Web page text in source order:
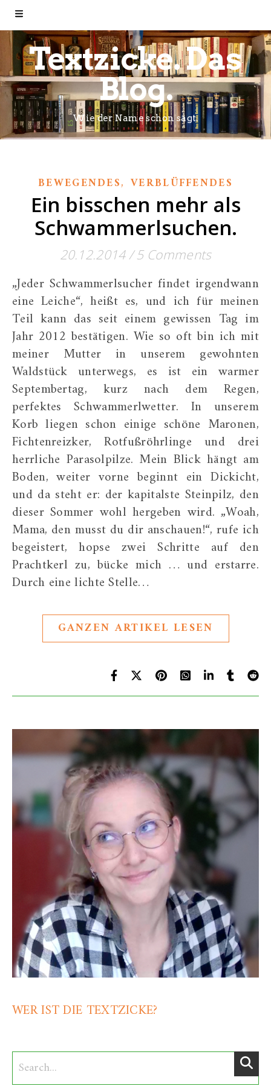
Textzicke. Das
Blog.
Wie der Name schon sagt.
BEWEGENDES,VERBLÜFFENDES
Ein bisschen mehr als
Schwammerlsuchen.
20.12.2014/ 5 Comments
„Jeder Schwammerlsucher findet irgendwann
eine Leiche“, heißt es, und ich für meinen
Teil kann das seit einem gewissen Tag im
Jahr 2012 bestätigen. Wie so oft bin ich mit
meiner Mutter in unserem gewohnten
Waldstück unterwegs, es ist ein warmer
Septembertag, kurz nach dem Regen,
perfektes Schwammerlwetter. In unserem
Korb liegen schon einige schöne Maronen,
Fichtenreizker, Rotfußröhrlinge und drei
herrliche Parasolpilze. Mein Blick hängt am
Boden, weiter vorne beginnt ein Dickicht,
und da steht er: der kapitalste Steinpilz, den
dieser Sommer wohl hergeben wird. „Woah,
Mama, den musst du dir anschauen!“, rufe ich
begeistert, hopse zwei Schritte auf den
Prachtkerl zu, bücke mich … und erstarre.
Durch eine lichte Stelle…
GANZEN ARTIKEL LESEN
WER IST DIE TEXTZICKE?